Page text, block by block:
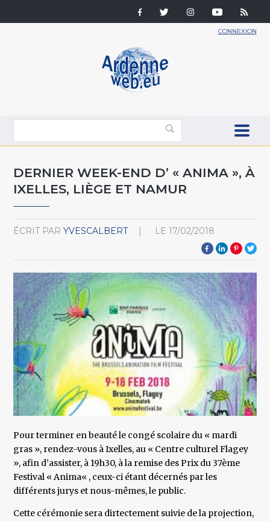
CONNEXION
DERNIER WEEK-END D’ « ANIMA », À
IXELLES, LIÈGE ET NAMUR
ÉCRIT PAR YVESCALBERT LE 17/02/2018
Pour terminer en beauté le congé scolaire du « mardi
gras », rendez-vous à Ixelles, au « Centre culturel Flagey
», afin d’assister, à 19h30, à la remise des Prix du 37ème
Festival « Anima« , ceux-ci étant décernés par les
différents jurys et nous-mêmes, le public.
Cette cérémonie sera dirtectement suivie de la projection,